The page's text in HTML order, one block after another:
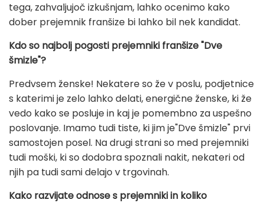
tega, zahvaljujoč izkušnjam, lahko ocenimo kako
dober prejemnik franšize bi lahko bil nek kandidat.
Kdo so najbolj pogosti prejemniki franšize "Dve
šmizle"?
Predvsem ženske! Nekatere so že v poslu, podjetnice
s katerimi je zelo lahko delati, energične ženske, ki že
vedo kako se posluje in kaj je pomembno za uspešno
poslovanje. Imamo tudi tiste, ki jim je"Dve šmizle" prvi
samostojen posel. Na drugi strani so med prejemniki
tudi moški, ki so dodobra spoznali nakit, nekateri od
njih pa tudi sami delajo v trgovinah.
Kako razvijate odnose s prejemniki in koliko